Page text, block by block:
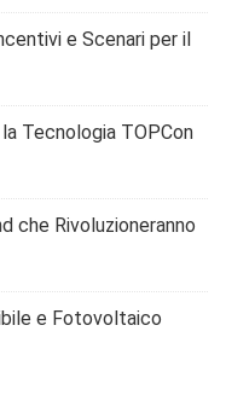
e Scenari per il
Tecnologia TOPCon
che Rivoluzioneranno
e Fotovoltaico